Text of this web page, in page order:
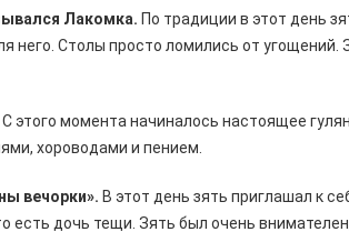
Лакомка. По традиции в этот день
него. Столы просто ломились от угощений.
С этого момента начиналось настоящее
хороводами и пением.
вечорки». В этот день зять приглашал к
есть дочь тещи. Зять был очень